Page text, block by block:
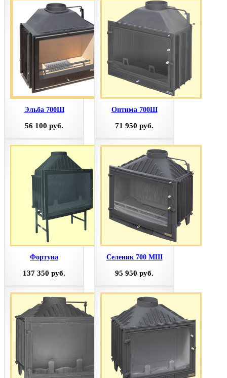
Эльба 700Ш
56 100 руб.
Оптима 700Ш
71 950 руб.
Фортуна
137 350 руб.
Селеник 700 МШ
95 950 руб.